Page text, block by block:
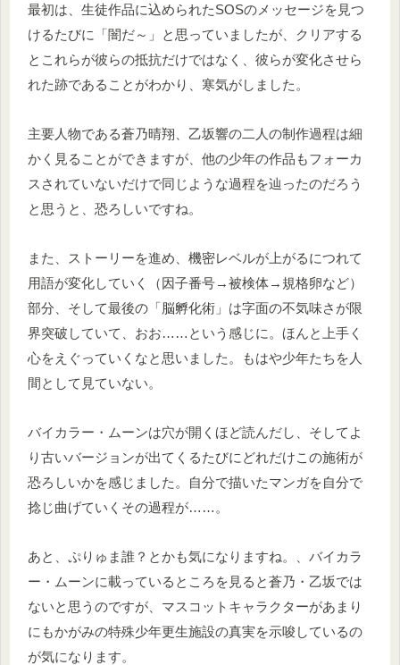
最初は、生徒作品に込められたSOSのメッセージを見つ
けるたびに「闇だ～」と思っていましたが、クリアする
とこれらが彼らの抵抗だけではなく、彼らが変化させら
れた跡であることがわかり、寒気がしました。
主要人物である蒼乃晴翔、乙坂響の二人の制作過程は細
かく見ることができますが、他の少年の作品もフォーカ
スされていないだけで同じような過程を辿ったのだろう
と思うと、恐ろしいですね。
また、ストーリーを進め、機密レベルが上がるにつれて
用語が変化していく（因子番号→被検体→規格卵など）
部分、そして最後の「脳孵化術」は字面の不気味さが限
界突破していて、おお……という感じに。ほんと上手く
心をえぐっていくなと思いました。もはや少年たちを人
間として見ていない。
バイカラー・ムーンは穴が開くほど読んだし、そしてよ
り古いバージョンが出てくるたびにどれだけこの施術が
恐ろしいかを感じました。自分で描いたマンガを自分で
捻じ曲げていくその過程が……。
あと、ぷりゅま誰？とかも気になりますね。、バイカラ
ー・ムーンに載っているところを見ると蒼乃・乙坂では
ないと思うのですが、マスコットキャラクターがあまり
にもかがみの特殊少年更生施設の真実を示唆しているの
が気になります。